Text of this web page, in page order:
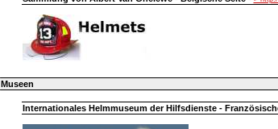
Museen
Internationales Helmmuseum der Hilfsdienste -